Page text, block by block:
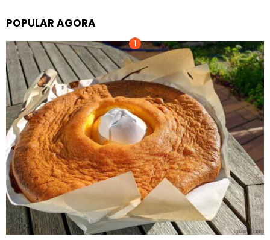
POPULAR AGORA